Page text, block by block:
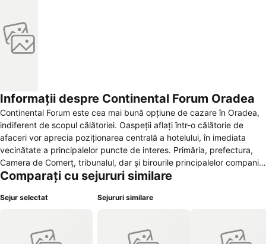
Informații despre Continental Forum Oradea
Continental Forum este cea mai bună opțiune de cazare în Oradea,
indiferent de scopul călătoriei. Oaspeții aflați într-o călătorie de
afaceri vor aprecia poziționarea centrală a hotelului, în imediata
vecinătate a principalelor puncte de interes. Primăria, prefectura,
Camera de Comerț, tribunalul, dar și birourile principalelor companii
sunt la doar câteva minute de hotel. Oaspeții aflați într-un city
punctelor de atracție turistică precum: Turnul Primăriei, Cetatea
este alegerea optimă de cazare în Oradea. Continental Forum
Comparați cu sejururi similare
Sejur selectat Sejururi similare